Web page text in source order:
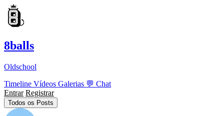
8balls
Oldschool
Timeline Vídeos Galerias 💬 Chat
Entrar Registrar
Todos os Posts